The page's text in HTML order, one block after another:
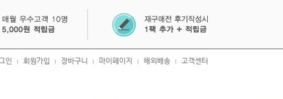
인 회원가입 장바구니 마이페이지 해외배송 고객센터